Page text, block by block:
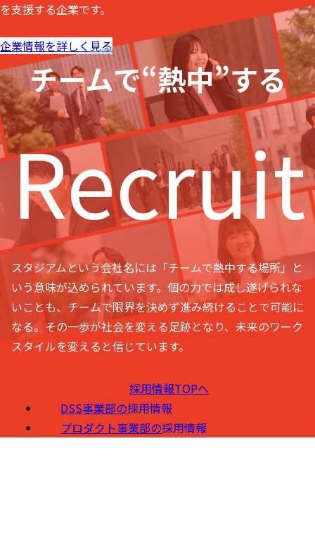
を支援する企業です。
企業情報を詳しく見る
チームで“熱中”する
Recruit
スタジアムという会社名には「チームで熱中する場所」と
いう意味が込められています。個の力では成し遂げられな
いことも、チームで限界を決めず進み続けることで可能に
なる。その一歩が社会を変える足跡となり、未来のワーク
スタイルを変えると信じています。
採用情報TOPへ
DSS事業部の採用情報
プロダクト事業部の採用情報